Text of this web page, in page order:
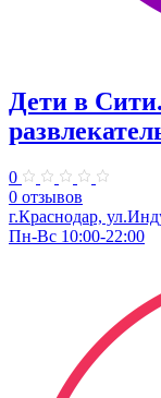
Дети в
0
0 отзывов
г.Краснодар,
Пн-Вс 10:00-22:00